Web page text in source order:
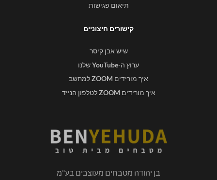
תיאום פגישות
קישורים חיצוניים
שיש אבן קיסר
ערוץ ה-YouTubeשלנו
איך מורידים ZOOMלמחשב
איך מורידים ZOOM לטלפון הנייד
בן יהודה מטבחים מעוצבים בע"מ